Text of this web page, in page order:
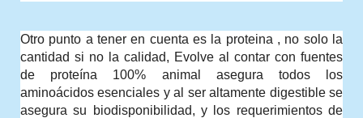
Otro punto a tener en cuenta es la proteina , no solo la
cantidad si no la calidad, Evolve al contar con fuentes
de proteína 100% animal asegura todos los
aminoácidos esenciales y al ser altamente digestible se
asegura su biodisponibilidad, y los requerimientos de